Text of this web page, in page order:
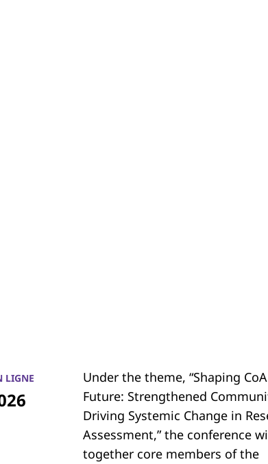
LIGNE
Under the theme, “Shaping
Future: Strengthened
Driving Systemic Change in
Assessment,” the conference
together core members of the